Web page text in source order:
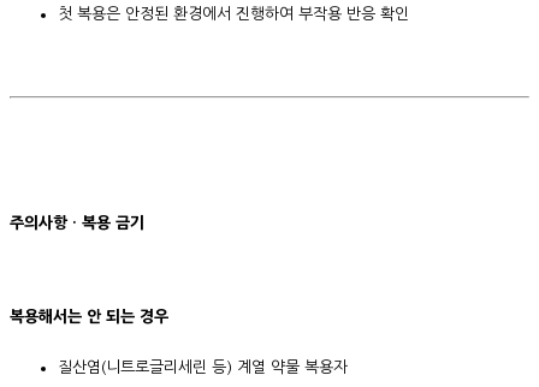
첫 복용은 안정된 환경에서 진행하여 부작용 반응 확인
주의사항 · 복용 금기
복용해서는 안 되는 경우
질산염(니트로글리세린 등) 계열 약물 복용자